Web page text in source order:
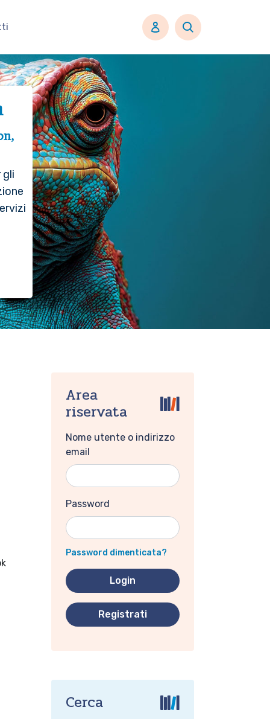
gli
Area
riservata
Nome utente o indirizzo
email
Password
Password dimenticata?
Registrati
Cerca